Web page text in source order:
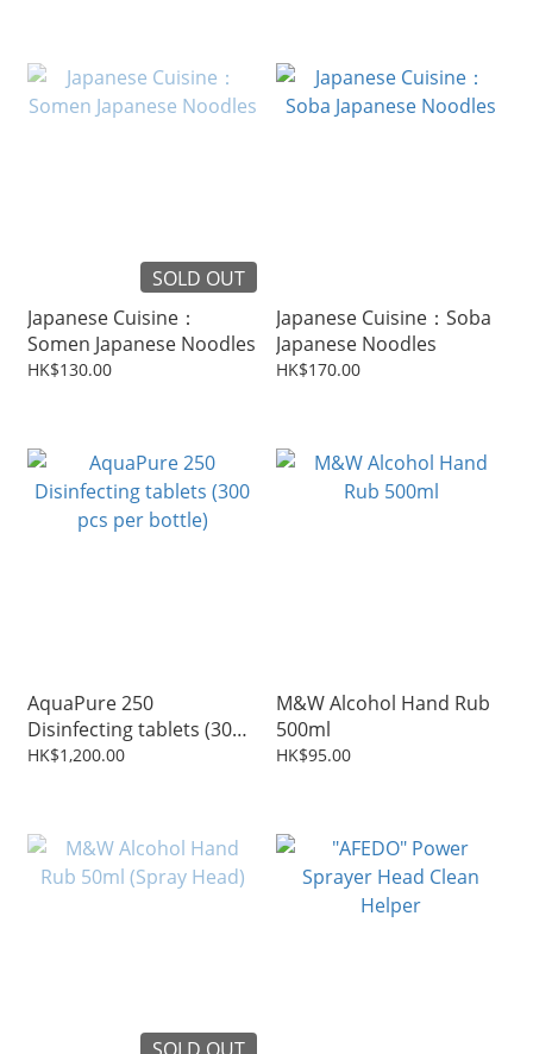
SOLD OUT
Japanese Cuisine：
Somen Japanese Noodles
HK$130.00
Japanese Cuisine：Soba
Japanese Noodles
HK$170.00
AquaPure 250
Disinfecting tablets (300
pcs per bottle)
HK$1,200.00
M&W Alcohol Hand Rub
500ml
HK$95.00